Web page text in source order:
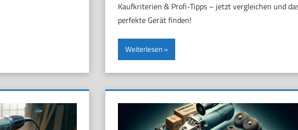
Kaufkriterien & Profi-Tipps – jetzt vergleichen und
perfekte Gerät finden!
Weiterlesen